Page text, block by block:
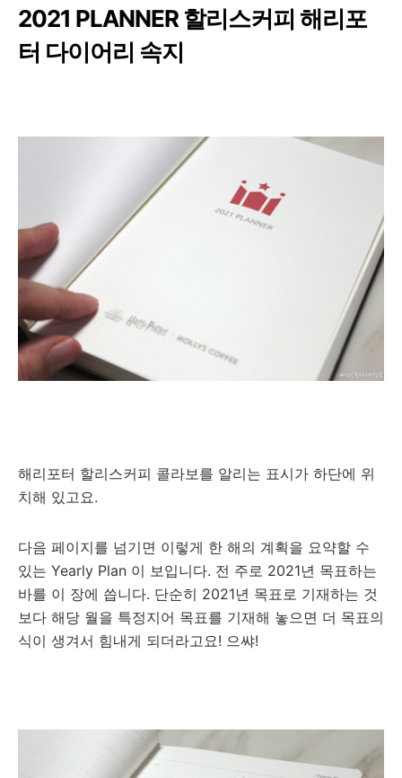
2021 PLANNER 할리스커피 해리포
터 다이어리 속지
해리포터 할리스커피 콜라보를 알리는 표시가 하단에 위
치해 있고요.
다음 페이지를 넘기면 이렇게 한 해의 계획을 요약할 수
있는 Yearly Plan 이 보입니다. 전 주로 2021년 목표하는
바를 이 장에 씁니다. 단순히 2021년 목표로 기재하는 것
보다 해당 월을 특정지어 목표를 기재해 놓으면 더 목표의
식이 생겨서 힘내게 되더라고요! 으쌰!